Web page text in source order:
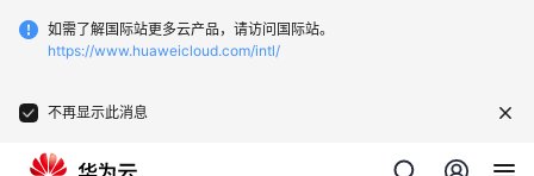
如需了解国际站更多云产品，请访问国际站。
https://www.huaweicloud.com/intl/
不再显示此消息